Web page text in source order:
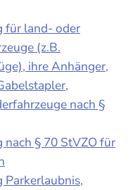
für land- oder
(z.B.
ihre Anhänger,
nach §
§ 70 StVZO für